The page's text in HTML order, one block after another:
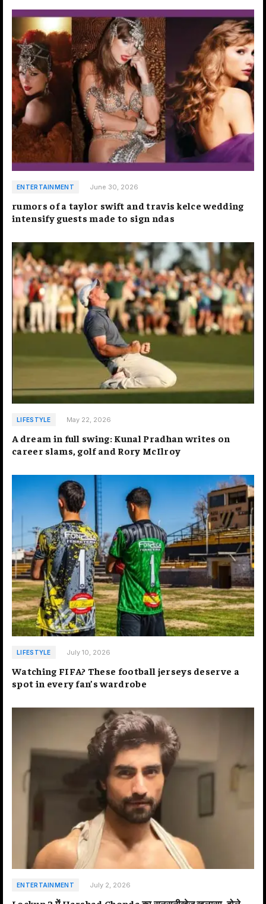
ENTERTAINMENT June 30, 2026
rumors of a taylor swift and travis kelce wedding
intensify guests made to sign ndas
LIFESTYLE May 22, 2026
A dream in full swing: Kunal Pradhan writes on
career slams, golf and Rory McIlroy
LIFESTYLE July 10, 2026
Watching FIFA? These football jerseys deserve a
spot in every fan’s wardrobe
ENTERTAINMENT July 2, 2026